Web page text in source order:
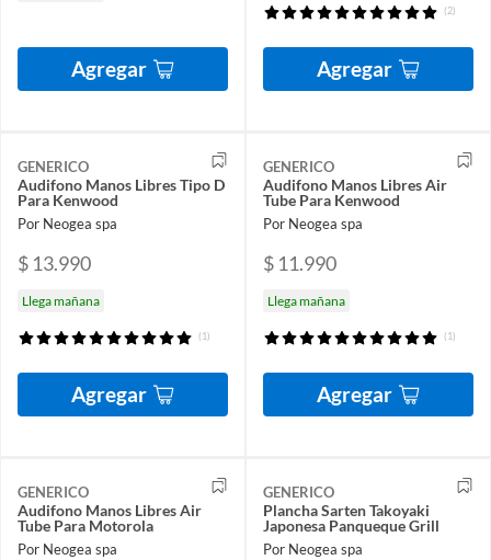
Agregar
(2)
Agregar
GENERICO
Audifono Manos Libres Tipo D
Para Kenwood
Por Neogea spa
$ 13.990
Llega mañana
(1)
Agregar
GENERICO
Audifono Manos Libres Air
Tube Para Kenwood
Por Neogea spa
$ 11.990
Llega mañana
(1)
Agregar
GENERICO
Audifono Manos Libres Air
Tube Para Motorola
Por Neogea spa
GENERICO
Plancha Sarten Takoyaki
Japonesa Panqueque Grill
Por Neogea spa